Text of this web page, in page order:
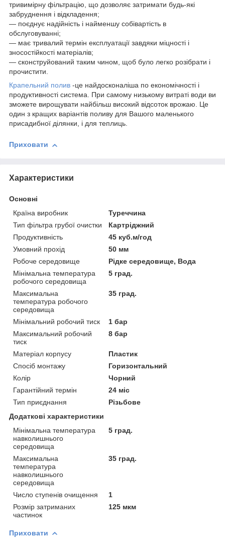
тривимірну фільтрацію, що дозволяє затримати будь-які
забруднення і відкладення;
― поєднує надійність і найменшу собівартість в
обслуговуванні;
― має тривалий термін експлуатації завдяки міцності і
зносостійкості матеріалів;
― сконструйований таким чином, щоб було легко розібрати і
прочистити.
Крапельний полив -це найдосконаліша по економічності і
продуктивності система. При самому низькому витраті води ви
зможете вирощувати найбільш високий відсоток врожаю. Це
один з кращих варіантів поливу для Вашого маленького
присадибної ділянки, і для теплиць.
Приховати
Характеристики
Основні
Країна виробник
Туреччина
Тип фільтра грубої очистки
Картріджний
Продуктивність
45 куб.м/год
Умовний прохід
50 мм
Робоче середовище
Рідке середовище, Вода
Мінімальна температура
робочого середовища
5 град.
Максимальна
температура робочого
середовища
35 град.
Мінімальний робочий тиск
1 бар
Максимальний робочий
тиск
8 бар
Матеріал корпусу
Пластик
Спосіб монтажу
Горизонтальний
Колір
Чорний
Гарантійний термін
24 міс
Тип приєднання
Різьбове
Додаткові характеристики
Мінімальна температура
навколишнього
середовища
5 град.
Максимальна
температура
навколишнього
середовища
35 град.
Число ступенів очищення
1
Розмір затриманих
частинок
125 мкм
Приховати